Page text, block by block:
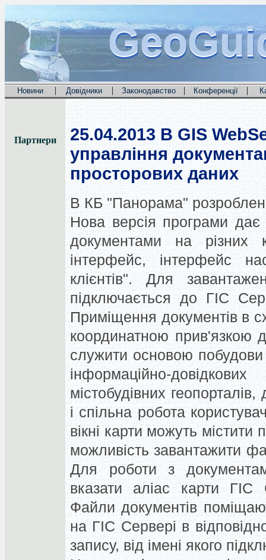
Новини | Довідники | Законодавство | Конференції |
Партнери 25.04.2013 В GIS
управління
просторових даних
В КБ "Панорама"
Нова версія програми дає
документами на різних
інтерфейс, інтерфейс
клієнтів". Для
підключається до ГІС
Приміщення документів в
координатною прив'язкою
служити основою побудови
інформаційно-
містобудівних
і спільна робота
вікні карти можуть
можливість завантажити
Для роботи з
вказати аліас карти
Файли документів
на ГІС Сервері в
запису, від імені якого